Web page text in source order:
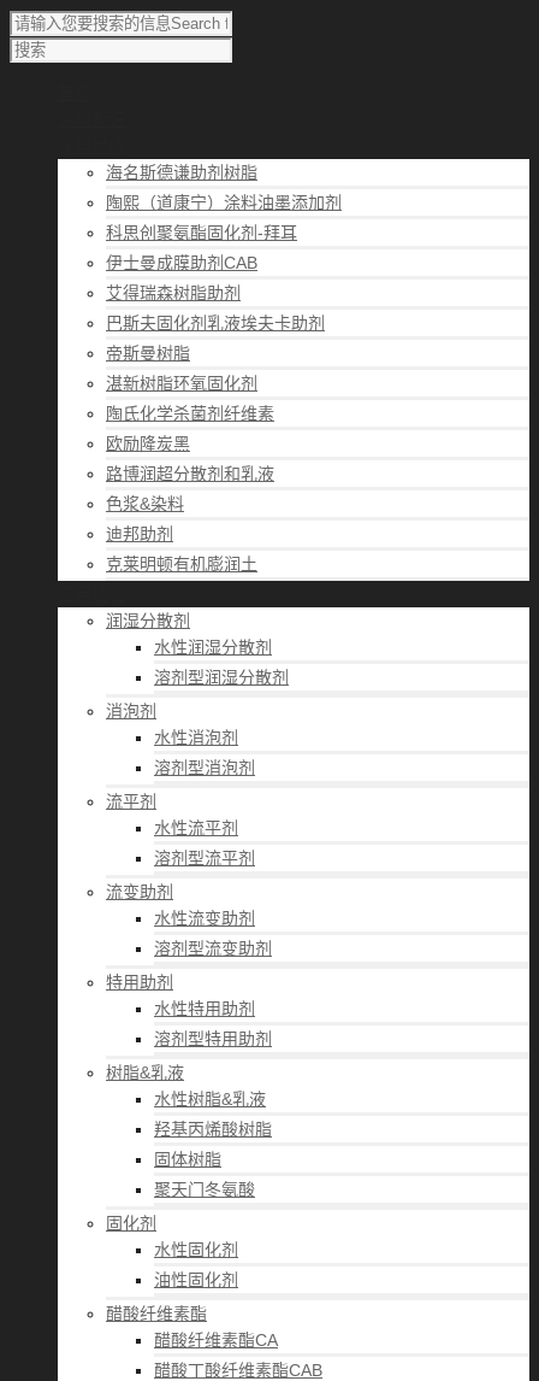
海名斯德谦助剂树脂
陶熙（道康宁）涂料油墨添加剂
科思创聚氨酯固化剂-拜耳
伊士曼成膜助剂CAB
艾得瑞森树脂助剂
巴斯夫固化剂乳液埃夫卡助剂
帝斯曼树脂
湛新树脂环氧固化剂
陶氏化学杀菌剂纤维素
欧励隆炭黑
路博润超分散剂和乳液
色浆&染料
迪邦助剂
克莱明顿有机膨润土
润湿分散剂
水性润湿分散剂
溶剂型润湿分散剂
消泡剂
水性消泡剂
溶剂型消泡剂
流平剂
水性流平剂
溶剂型流平剂
流变助剂
水性流变助剂
溶剂型流变助剂
特用助剂
水性特用助剂
溶剂型特用助剂
树脂&乳液
水性树脂&乳液
羟基丙烯酸树脂
固体树脂
聚天门冬氨酸
固化剂
水性固化剂
油性固化剂
醋酸纤维素酯
醋酸纤维素酯CA
醋酸丁酸纤维素酯CAB